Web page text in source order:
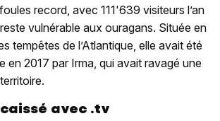
record, avec 111'639 visiteurs l’an
reste vulnérable aux ouragans. Située en
tempêtes de l’Atlantique, elle avait été
en 2017 par Irma, qui avait ravagé une
avec .tv